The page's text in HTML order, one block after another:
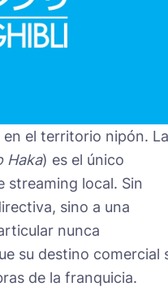
el territorio nipón. La
Haka) es el único
streaming local. Sin
sino a una
nunca
su destino comercial
de la franquicia.